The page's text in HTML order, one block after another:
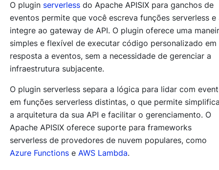
O plugin serverless do Apache APISIX para ganchos de
eventos permite que você escreva funções serverless e
integre ao gateway de API. O plugin oferece uma
simples e flexível de executar código personalizado em
resposta a eventos, sem a necessidade de gerenciar a
infraestrutura subjacente.
O plugin serverless separa a lógica para lidar com
em funções serverless distintas, o que permite
a arquitetura da sua API e facilitar o gerenciamento. O
Apache APISIX oferece suporte para frameworks
serverless de provedores de nuvem populares, como
Azure Functions e AWS Lambda.